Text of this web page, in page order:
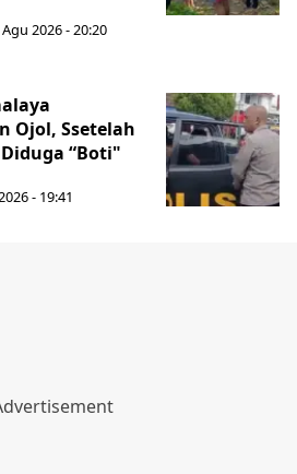
2026 - 20:20
Ojol, Ssetelah
“Boti"
- 19:41